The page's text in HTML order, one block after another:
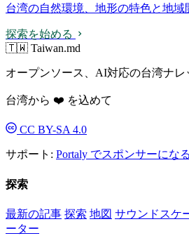
台湾の自然環境、地形の特色と地域
探索を始める
🇹🇼 Taiwan.md
オープンソース、AI対応の台湾ナレ
台湾から ❤️ を込めて
CC BY-SA 4.0
サポート: Portaly でスポンサーにな
探索
最新の記事 探索 地図 サウンドスケ
ーター